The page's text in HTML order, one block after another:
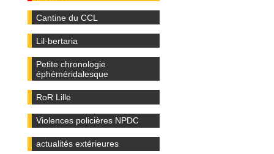
Cantine du CCL
Lil·bertaria
Petite chronologie
éphéméridalesque
RoR Lille
Violences policières NPDC
actualités extérieures